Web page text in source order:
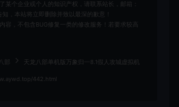
某个企业或个人的知识产权，请联系站长，邮箱：
，本站将立即删除并致以最深的歉意！
容，不包含BUG修复一类的修改服务！若要求较高
部 天龙八部单机版万象归一8.1假人攻城虚拟机
442.html